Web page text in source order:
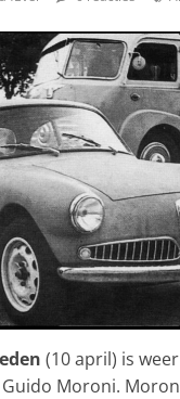
(10 april) is
Moroni.